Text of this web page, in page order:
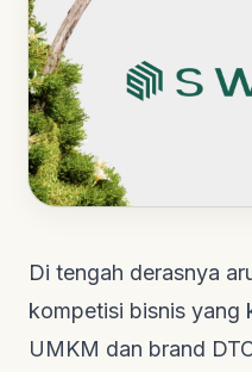
Di tengah derasnya
kompetisi bisnis yang
UMKM dan brand